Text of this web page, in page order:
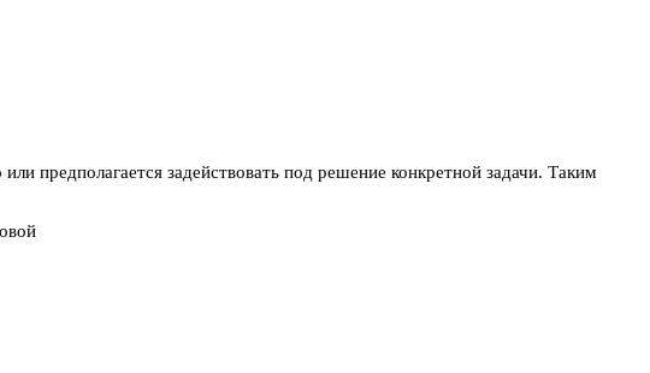
предполагается задействовать под решение конкретной задачи. Таким